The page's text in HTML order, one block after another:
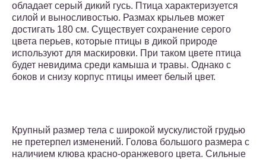
обладает серый дикий гусь. Птица характеризуется
силой и выносливостью. Размах крыльев может
достигать 180 см. Существует сохранение серого
цвета перьев, которые птицы в дикой природе
используют для маскировки. При таком цвете птица
будет невидима среди камыша и травы. Однако с
боков и снизу корпус птицы имеет белый цвет.
Крупный размер тела с широкой мускулистой грудью
не претерпел изменений. Голова большого размера с
наличием клюва красно-оранжевого цвета. Сильные